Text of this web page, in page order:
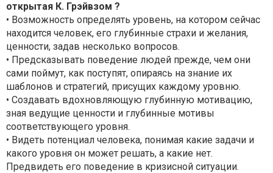
открытая К. Грэйвзом ?
• Возможность определять уровень, на котором сейчас
находится человек, его глубинные страхи и желания,
ценности, задав несколько вопросов.
• Предсказывать поведение людей прежде, чем они
сами поймут, как поступят, опираясь на знание их
шаблонов и стратегий, присущих каждому уровню.
• Создавать вдохновляющую глубинную мотивацию,
зная ведущие ценности и глубинные мотивы
соответствующего уровня.
• Видеть потенциал человека, понимая какие задачи и
какого уровня он может решать, а какие нет.
Предвидеть его поведение в кризисной ситуации.